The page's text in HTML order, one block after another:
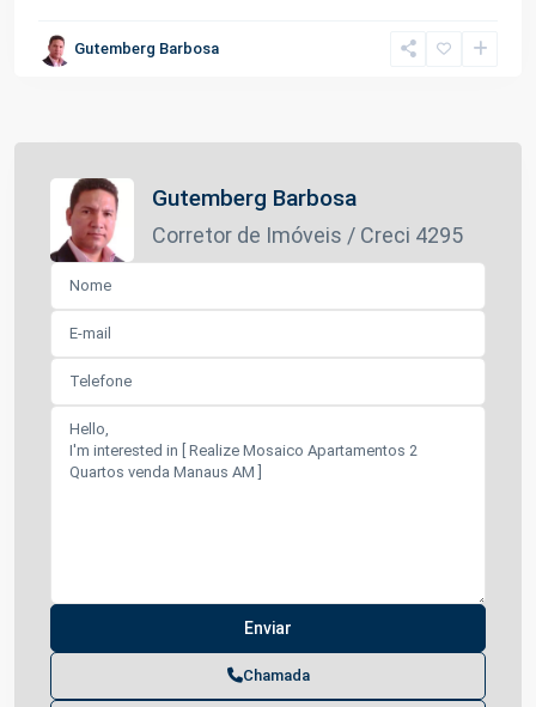
Gutemberg Barbosa
Gutemberg Barbosa
Corretor de Imóveis / Creci 4295
Chamada